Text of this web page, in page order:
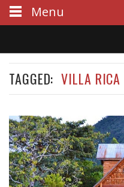
S
e
r
c
h
TAGGED: VILLA RICA
Menu